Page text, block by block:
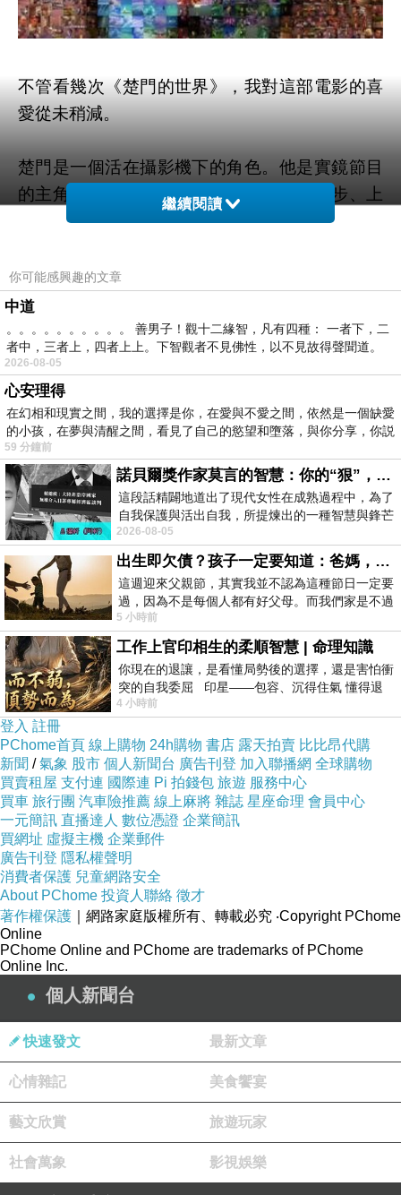
不管看幾次《楚門的世界》，我對這部電影的喜
愛從未稍減。
楚門是一個活在攝影機下的角色。他是實鏡節目
的主角，全世界的觀眾看著楚門出生、學步、上
學、談戀愛、初吻....，他活在眾人的目光下，卻
有謊言中，唯一的真實。
從來沒離開過小鎮的楚門，站在人生的盲點上：
他愛上一位被開除的女演員、厭惡生活一成不
變、對婚姻生活也不滿意...，總總原因促成楚門
決意離開小鎮。
如果主角離開實鏡節目，那麼節目該怎麼演下
去？節目製作人設計了一道又一道的關卡阻止楚
門的離去。
一場人與上帝的抗爭，便這麼展開......。
《楚門的世界》劇本出自Andrew Niccol(《虛擬
偶像》、《千均一髮》)手筆，我佩服您啊(叩
頭)，您真是寫了一個讓人讚嘆的好劇本啊。
從驚悚面看電影：確定這一切都是真的嗎？
電影的開場，楚門準備出門上班，忽然天空掉下
一顆攝影棚大燈。他大吃一驚，站在路中間，對
著這顆砸爛的攝影燈納悶。
這個開場讓我想起電影《上帝也瘋狂》那一瓶從
飛機上掉下來的可樂罐、也讓我想起《2001太空
漫遊》那根骨頭！不管是可樂或骨頭，皆象徵一
切的開端(科學、文明)，非洲土著將可樂視為上
帝的聖物，而展開追尋；原始人將骨頭上拋，畫
面迅速剪接成未來世界的太空船，代表著人類科
技的進步。
而攝影棚大燈掉落在楚門面前，也有同樣的解讀
樂趣。這個大燈，即是主角開始質疑生活一切的
起點(追尋真理)。
簡短的開場，看似荒謬、不經意，卻是相當地巧
妙。
導演讓觀眾在很短的時間內看到兩個不合理的狀
況：
1.天空怎麼可能會有攝影大燈！說明這個看似開
放的空間，其實是封閉的。
2.楚門上車離去，車上收音機馬上編理由報導攝
繼續閱讀
你可能感興趣的文章
中道
。。。。。。。。。。 善男子！觀十二緣智，凡有四種： 一者下，二
者中，三者上，四者上上。下智觀者不見佛性，以不見故得聲聞道。
2026-08-05
心安理得
在幻相和現實之間，我的選擇是你，在愛與不愛之間，依然是一個缺愛
的小孩，在夢與清醒之間，看見了自己的慾望和墮落，與你分享，你説
59 分鐘前
諾貝爾獎作家莫言的智慧：你的“狠”，才是最好的自我保護
這段話精闢地道出了現代女性在成熟過程中，為了
自我保護與活出自我，所提煉出的一種智慧與鋒芒
的平衡。 核心解讀與看法
2026-08-05
出生即欠債？孩子一定要知道：爸媽，其實我不欠你們
這週迎來父親節，其實我並不認為這種節日一定要
過，因為不是每個人都有好父母。而我們家是不過
節的，平時也沒什麼儀式感，生活趨近冷
5 小時前
工作上官印相生的柔順智慧 | 命理知識
你現在的退讓，是看懂局勢後的選擇，還是害怕衝
突的自我委屈 印星——包容、沉得住氣 懂得退
一步觀察，不會
4 小時前
登入 註冊
PChome首頁 線上購物 24h購物 書店 露天拍賣 比比昂代購
新聞 /氣象 股市 個人新聞台 廣告刊登 加入聯播網 全球購物
買賣租屋 支付連 國際連 Pi 拍錢包 旅遊 服務中心
買車 旅行團 汽車險推薦 線上麻將 雜誌 星座命理 會員中心
一元簡訊 直播達人 數位憑證 企業簡訊
買網址 虛擬主機 企業郵件
廣告刊登 隱私權聲明
消費者保護 兒童網路安全
About PChome 投資人聯絡 徵才
著作權保護 ｜網路家庭版權所有、轉載必究 ‧Copyright PChome
Online
PChome Online and PChome are trademarks of PChome
Online Inc.
個人新聞台
快速發文 最新文章
心情雜記 美食饗宴
藝文欣賞 旅遊玩家
社會萬象 影視娛樂